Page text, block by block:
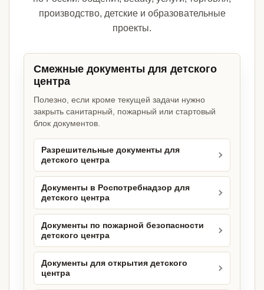
производство, детские и образовательные
проекты.
Смежные документы для детского
центра
Полезно, если кроме текущей задачи нужно
закрыть санитарный, пожарный или стартовый
блок документов.
Разрешительные документы для
детского центра
Документы в Роспотребнадзор для
детского центра
Документы по пожарной безопасности
детского центра
Документы для открытия детского
центра